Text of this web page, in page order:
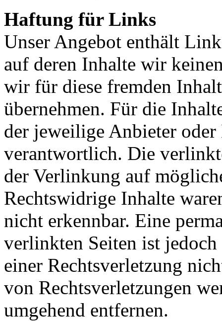
Haftung für Links
Unser Angebot enthält
auf deren Inhalte wir
wir für diese fremden
übernehmen. Für die
der jeweilige Anbieter oder
verantwortlich. Die
der Verlinkung auf
Rechtswidrige Inhalte
nicht erkennbar. Eine
verlinkten Seiten ist
einer Rechtsverletzung
von Rechtsverletzungen
umgehend entfernen.